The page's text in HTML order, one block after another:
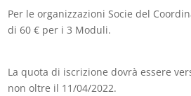
Per le organizzazioni Socie del
di 60 € per i 3 Moduli.
La quota di iscrizione dovrà essere
non oltre il 11/04/2022.